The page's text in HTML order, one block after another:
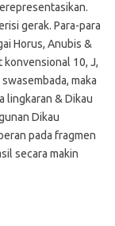
gerak. Para-para
Horus, Anubis &
konvensional 10, J,
maka
lingkaran & Dikau
Dikau
pada fragmen
secara makin